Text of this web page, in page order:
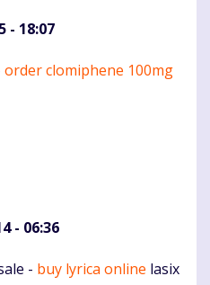
- 18:07
order clomiphene 100mg
- 06:36
- buy lyrica online lasix